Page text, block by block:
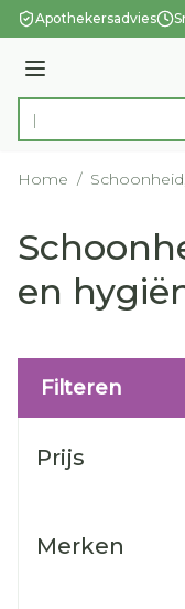
Ga naar de inhoud
Apothekersadvies
Menu
Product, merk,
Home /
en
Filteren
Prijs
Merken